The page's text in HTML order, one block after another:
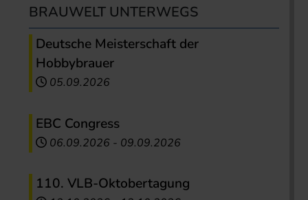
BRAUWELT UNTERWEGS
Deutsche Meisterschaft der
Hobbybrauer
05.09.2026
EBC Congress
06.09.2026 - 09.09.2026
110. VLB-Oktobertagung